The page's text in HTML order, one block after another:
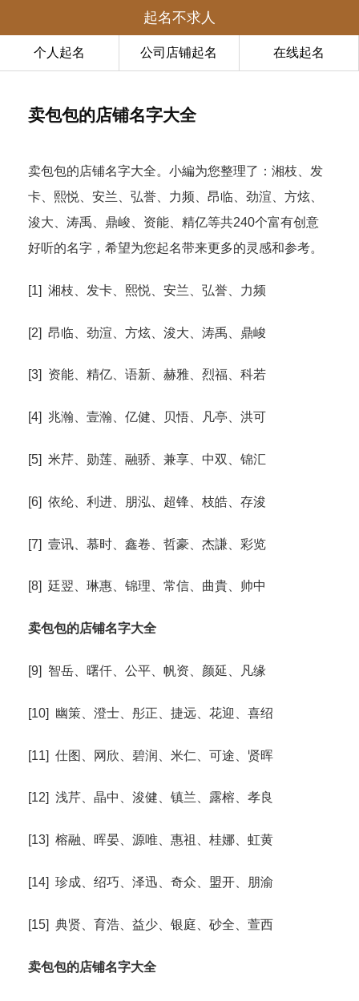
起名不求人
个人起名 公司店铺起名 在线起名
卖包包的店铺名字大全
卖包包的店铺名字大全。小編为您整理了：湘枝、发
卡、熙悦、安兰、弘誉、力频、昂临、劲渲、方炫、
浚大、涛禹、鼎峻、资能、精亿等共240个富有创意
好听的名字，希望为您起名带来更多的灵感和参考。
[1] 湘枝、发卡、熙悦、安兰、弘誉、力频
[2] 昂临、劲渲、方炫、浚大、涛禹、鼎峻
[3] 资能、精亿、语新、赫雅、烈福、科若
[4] 兆瀚、壹瀚、亿健、贝悟、凡亭、洪可
[5] 米芹、勋莲、融骄、兼享、中双、锦汇
[6] 依纶、利进、朋泓、超锋、枝皓、存浚
[7] 壹讯、慕时、鑫卷、哲豪、杰謙、彩览
[8] 廷翌、琳惠、锦理、常信、曲貴、帅中
卖包包的店铺名字大全
[9] 智岳、曙仟、公平、帆资、颜延、凡缘
[10] 幽策、澄士、彤正、捷远、花迎、喜绍
[11] 仕图、网欣、碧润、米仁、可途、贤晖
[12] 浅芹、晶中、浚健、镇兰、露榕、孝良
[13] 榕融、晖晏、源唯、惠祖、桂娜、虹黄
[14] 珍成、绍巧、泽迅、奇众、盟开、朋渝
[15] 典贤、育浩、益少、银庭、砂全、萱西
卖包包的店铺名字大全